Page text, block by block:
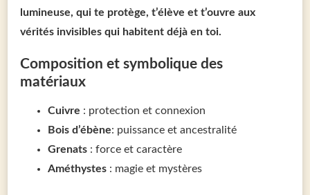
lumineuse, qui te protège, t’élève et t’ouvre aux
vérités invisibles qui habitent déjà en toi.
Composition et symbolique des
matériaux
Cuivre : protection et connexion
Bois d’ébène: puissance et ancestralité
Grenats : force et caractère
Améthystes : magie et mystères